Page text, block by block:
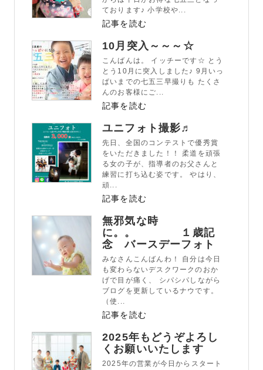
ております♪ 小学校や...
記事を読む
10月突入～～～☆
こんばんは。 イッチーです☆ とう
とう10月に突入しました♪ 9月いっ
ぱいまでの七五三早撮りも たくさ
んのお客様にご...
記事を読む
ユニフォト撮影♬
先日、全国のコンテストで優秀賞
をいただきました！！ 柔道を頑張
る女の子が、指導者のお父さんと
練習に打ち込む姿です。 やはり、
頑...
記事を読む
無邪気な時
に。。 １歳記
念 バースデーフォト
みなさんこんばんわ！ 自分は今日
も変わらないデスクワークのおか
げで目が痛く、 シパシパしながら
ブログを更新しているナウです。
（使...
記事を読む
2025年もどうぞよろし
くお願いいたします
2025年の営業が今日からスタート